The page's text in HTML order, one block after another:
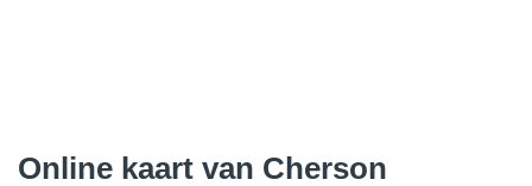
Online kaart van Cherson